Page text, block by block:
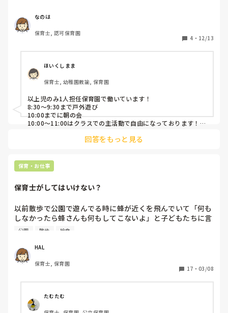
園によって、お昼寝設定が短め・長めなど午前中の活動時間
によって変化する印象です。
なのは
保育士, 認可保育園
4 ・ 12/13
ほいくしまま
保育士, 幼稚園教諭, 保育園
以上児のみ1人担任保育園で働いています！
8:30〜9:30まで戸外遊び
10:00までに朝の会
10:00〜11:00はクラスでの主活動で自由になっております！
ちなみにお昼寝は年少のみ13:00-15:00です！
回答をもっと見る
保育・お仕事
保育士がしてはいけない？
以前散歩で公園で遊んでる時に蜂が近くを飛んでいて「何も
しなかったら蜂さんも何もしてこないよ」と子どもたちに言
っていました。その時ふとその蜂が私の顔目掛けて飛んでき
「避けてる場合じゃない」と怒られたのですが保育士は虫を
避けることすらしてはいけないのでしょうか？
かを終えコットに横になって落ち着いたタイミングで鼻をか
んでいたのですが、それを見た先生が
「そんなことする暇あるならこっちいつもより人少ないから
公園 散歩 給食
HAL
保育士, 保育園
17 ・ 03/08
たむたむ